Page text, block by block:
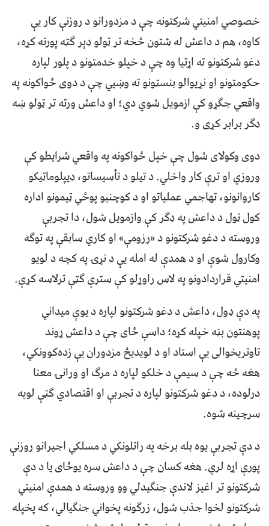
خصوصي امنیتي شرکتونه چې د مزدورانو د روزنې کار یې
کاوه، هم د داعش له شتون څخه تر ټولو ډېر ګټه پورته کړه،
دغو شرکتونو ته اړتیا وه چې د خپلو خدمتونو د پلور لپاره
حکومتونو او نړیوالو بنسټونو ته وښيي چې د دوی ځواکونه په
واقعي جګړو کې ازمویل شوي دي؛ او داعش ورته تر ټولو ښه
ډګر برابر کړی و.
دوی وکولای شول چې خپل ځواکونه په واقعي شرایطو کې
وروزي او ترې کار واخلي. د تیلو د تأسیساتو، ډیپلوماټیکو
کاروانونو، تهاجمي عملیاتو او د کوچنیو پوځي ټیمونو اداره
کول ټول د داعش په ډګر کې وازمویل شول، دا تجربې
وروسته د دغو شرکتونو د «رزومې» او کاري سابقې په توګه
وکارول شوې او د همدې له امله یې د نړۍ په کچه د لویو
امنیتي قراردادونو په لاس راوړلو کې سترې ګټې ترلاسه کړې.
په دې ډول، داعش د دغو شرکتونو لپاره د یوې میداني
پوهنتون بڼه خپله کړه؛ داسې ځای چې د داعش ړوند
تاوتریخوالی یې استاد او د لویدیځ مزدوران یې زده‌کوونکي،
هغه څه چې د سیمې د خلکو لپاره د مرګ او ورانۍ معنا
درلوده، د دغو شرکتونو لپاره د تجربې او اقتصادي ګټې لویه
سرچینه شوه.
د دې تجربې یوه بله برخه په راتلونکي د مسلکي اجیرانو روزنې
پورې اړه لري. هغه کسان چې د داعش سره یوځای یا د دې
شرکتونو تر اغیز لاندې جنګیدلي وو وروسته د همدې امنیتي
شرکتونو لخوا جذب شول، زرګونه پخواني جنګیالي، که پخپله